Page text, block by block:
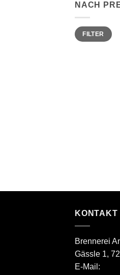
NACH
Min.
Preis
Max.
PreisFILTER
KONTAKT
Brennerei
Gässle 1,
E-Mail: